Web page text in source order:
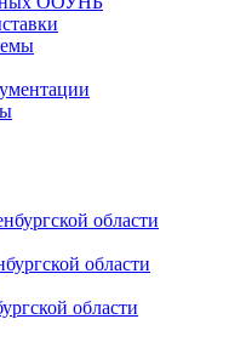
области
области
области